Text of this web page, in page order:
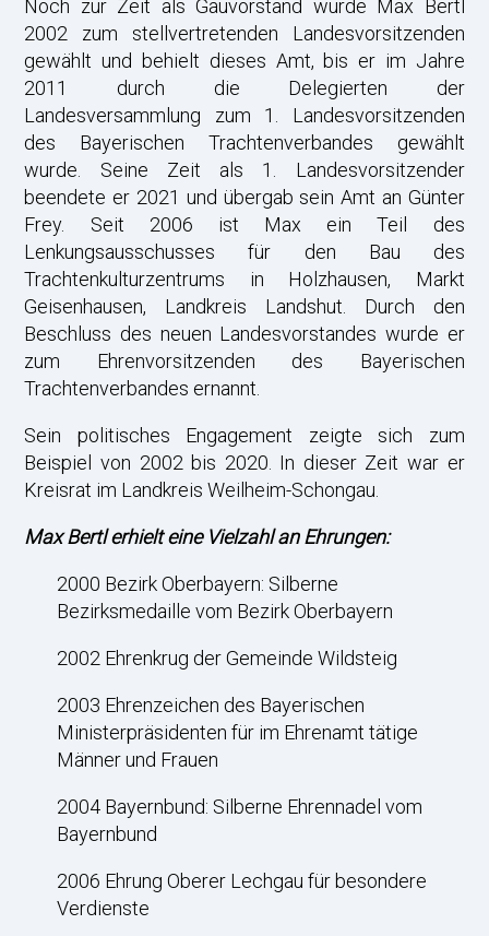
Noch zur Zeit als Gauvorstand wurde Max Bertl
2002 zum stellvertretenden Landesvorsitzenden
gewählt und behielt dieses Amt, bis er im Jahre
2011 durch die Delegierten der
Landesversammlung zum 1. Landesvorsitzenden
des Bayerischen Trachtenverbandes gewählt
wurde. Seine Zeit als 1. Landesvorsitzender
beendete er 2021 und übergab sein Amt an Günter
Frey. Seit 2006 ist Max ein Teil des
Lenkungsausschusses für den Bau des
Trachtenkulturzentrums in Holzhausen, Markt
Geisenhausen, Landkreis Landshut. Durch den
Beschluss des neuen Landesvorstandes wurde er
zum Ehrenvorsitzenden des Bayerischen
Trachtenverbandes ernannt.
Sein politisches Engagement zeigte sich zum
Beispiel von 2002 bis 2020. In dieser Zeit war er
Kreisrat im Landkreis Weilheim-Schongau.
Max Bertl erhielt eine Vielzahl an Ehrungen:
2000 Bezirk Oberbayern: Silberne
Bezirksmedaille vom Bezirk Oberbayern
2002 Ehrenkrug der Gemeinde Wildsteig
2003 Ehrenzeichen des Bayerischen
Ministerpräsidenten für im Ehrenamt tätige
Männer und Frauen
2004 Bayernbund: Silberne Ehrennadel vom
Bayernbund
2006 Ehrung Oberer Lechgau für besondere
Verdienste